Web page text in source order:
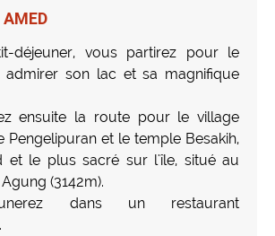
déjeuner, vous partirez pour le
admirer son lac et sa magnifique
ensuite la route pour le village
Pengelipuran et le temple Besakih,
et le plus sacré sur l'île, situé au
(3142m).
dans un restaurant